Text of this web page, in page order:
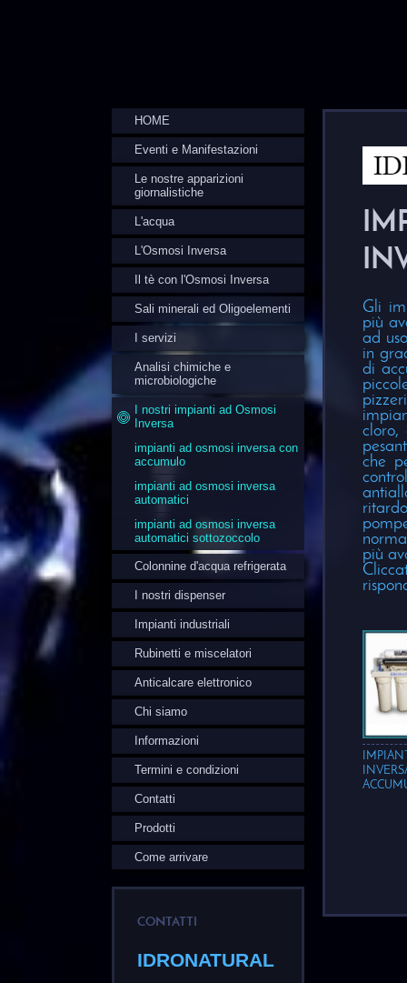
HOME
Eventi e Manifestazioni
Le nostre apparizioni
giornalistiche
L'acqua
L'Osmosi Inversa
Il tè con l'Osmosi Inversa
Sali minerali ed Oligoelementi
I servizi
Analisi chimiche e
microbiologiche
I nostri impianti ad Osmosi
Inversa
impianti ad osmosi inversa con
accumulo
impianti ad osmosi inversa
automatici
impianti ad osmosi inversa
automatici sottozoccolo
Colonnine d'acqua refrigerata
I nostri dispenser
Impianti industriali
Rubinetti e miscelatori
Anticalcare elettronico
Chi siamo
Informazioni
Termini e condizioni
Contatti
Prodotti
Come arrivare
CONTATTI
IDRONATURAL
Gli
più
ad
in
di
cloro,
che
più